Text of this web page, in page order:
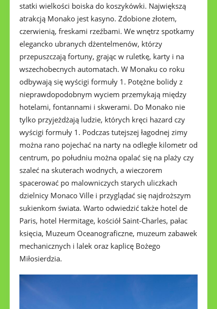
statki wielkości boiska do koszykówki. Największą
atrakcją Monako jest kasyno. Zdobione złotem,
czerwienią, freskami rzeźbami. We wnętrz spotkamy
elegancko ubranych dżentelmenów, którzy
przepuszczają fortuny, grając w ruletkę, karty i na
wszechobecnych automatach. W Monaku co roku
odbywają się wyścigi formuły 1. Potężne bolidy z
nieprawdopodobnym wyciem przemykają między
hotelami, fontannami i skwerami. Do Monako nie
tylko przyjeżdżają ludzie, których kręci hazard czy
wyścigi formuły 1. Podczas tutejszej łagodnej zimy
można rano pojechać na narty na odległe kilometr od
centrum, po południu można opalać się na plaży czy
szaleć na skuterach wodnych, a wieczorem
spacerować po malowniczych starych uliczkach
dzielnicy Monaco Ville i przyglądać się najdroższym
sukienkom świata. Warto odwiedzić także hotel de
Paris, hotel Hermitage, kościół Saint-Charles, pałac
księcia, Muzeum Oceanograficzne, muzeum zabawek
mechanicznych i lalek oraz kaplicę Bożego
Miłosierdzia.